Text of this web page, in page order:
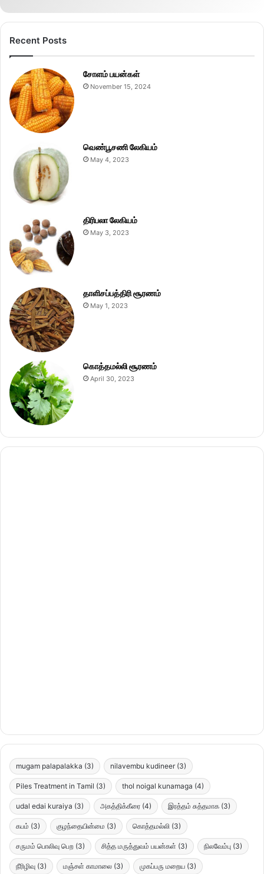
Recent Posts
சோளம் பயன்கள்
November 15, 2024
வெண்பூசணி லேகியம்
May 4, 2023
திரிபலா லேகியம்
May 3, 2023
தாளிசப்பத்திரி சூரணம்
May 1, 2023
கொத்தமல்லி சூரணம்
April 30, 2023
mugam palapalakka (3) nilavembu kudineer (3)
Piles Treatment in Tamil (3) thol noigal kunamaga (4)
udal edai kuraiya (3) அகத்திக்கீரை (4) இரத்தம் சுத்தமாக (3)
கபம் (3) குழந்தையின்மை (3) கொத்தமல்லி (3)
சருமம் பொலிவு பெற (3) சித்த மருத்துவம் பயன்கள் (3) நிலவேம்பு (3)
நீரிழிவு (3) மஞ்சள் காமாலை (3) முகப்பரு மறைய (3)